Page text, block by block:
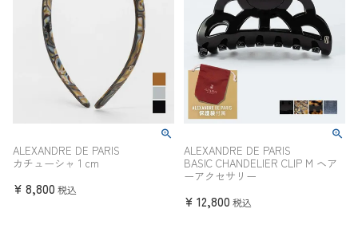
ALEXANDRE DE PARIS
カチューシャ 1 cm
¥ 8,800 税込
ALEXANDRE DE PARIS
BASIC CHANDELIER CLIP M ヘア
ーアクセサリー
¥ 12,800 税込